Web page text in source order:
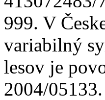
999. V
variabilný
lesov je
2004/05133.